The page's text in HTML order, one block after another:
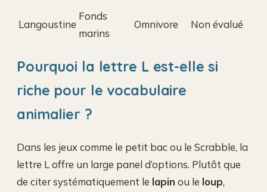
Langoustine
Fonds
marins
Omnivore Non évalué
Pourquoi la lettre L est-elle si
riche pour le vocabulaire
animalier ?
Dans les jeux comme le petit bac ou le Scrabble, la
lettre L offre un large panel d’options. Plutôt que
de citer systématiquement le lapin ou le loup,